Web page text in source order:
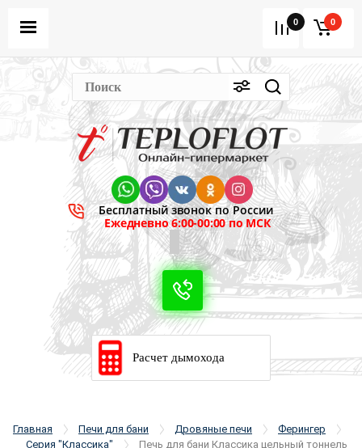
0 0
Бесплатный звонок по России
Ежедневно 6:00-00:00 по МСК
Расчет дымохода
Главная Печи для бани Дровяные печи
Ферингер
Серия "Классика"
Печь для бани Классика цельный тоннель